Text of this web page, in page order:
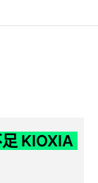
KIOXIA